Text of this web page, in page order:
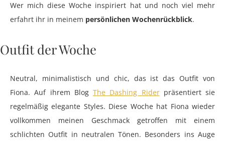
Wer mich diese Woche inspiriert hat und noch viel mehr
erfahrt ihr in meinem persönlichen Wochenrückblick.
Outfit der Woche
Neutral, minimalistisch und chic, das ist das Outfit von
Fiona. Auf ihrem Blog The Dashing Riderpräsentiert sie
regelmäßig elegante Styles. Diese Woche hat Fiona wieder
vollkommen meinen Geschmack getroffen mit einem
schlichten Outfit in neutralen Tönen. Besonders ins Auge